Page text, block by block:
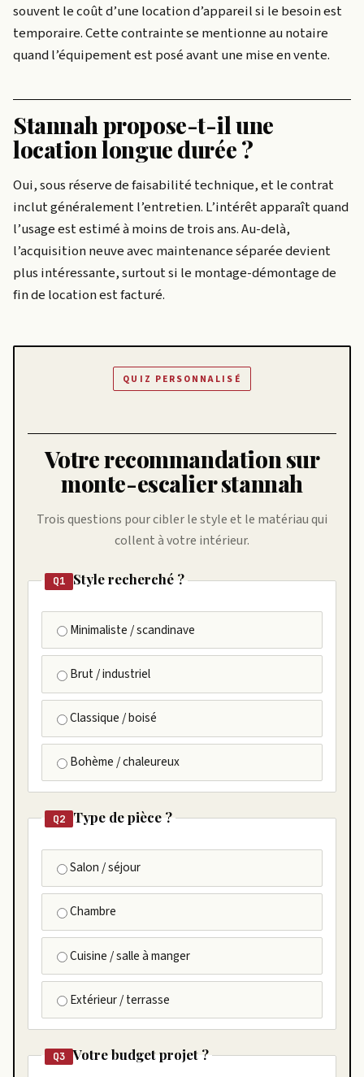
souvent le coût d’une location d’appareil si le besoin est
temporaire. Cette contrainte se mentionne au notaire
quand l’équipement est posé avant une mise en vente.
Stannah propose-t-il une
location longue durée ?
Oui, sous réserve de faisabilité technique, et le contrat
inclut généralement l’entretien. L’intérêt apparaît quand
l’usage est estimé à moins de trois ans. Au-delà,
l’acquisition neuve avec maintenance séparée devient
plus intéressante, surtout si le montage-démontage de
fin de location est facturé.
QUIZ PERSONNALISÉ
Votre recommandation sur
monte-escalier stannah
Trois questions pour cibler le style et le matériau qui
collent à votre intérieur.
Q1 Style recherché ?
Minimaliste / scandinave
Brut / industriel
Classique / boisé
Bohème / chaleureux
Q2 Type de pièce ?
Salon / séjour
Chambre
Cuisine / salle à manger
Extérieur / terrasse
Q3 Votre budget projet ?